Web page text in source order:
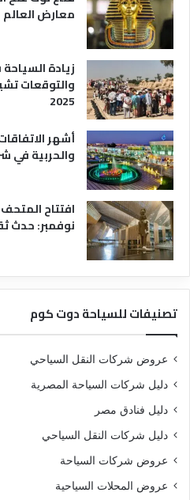
معارض العالم
2025
أشهر
والحربية في
افتتاح
نوفمبر: حدث
تصنيفات للسياحة دوت كوم
عروض شركات النقل السياحي
دليل شركات السياحة المصرية
دليل فنادق مصر
دليل شركات النقل السياحي
عروض شركات السياحة
عروض المحلات السياحية